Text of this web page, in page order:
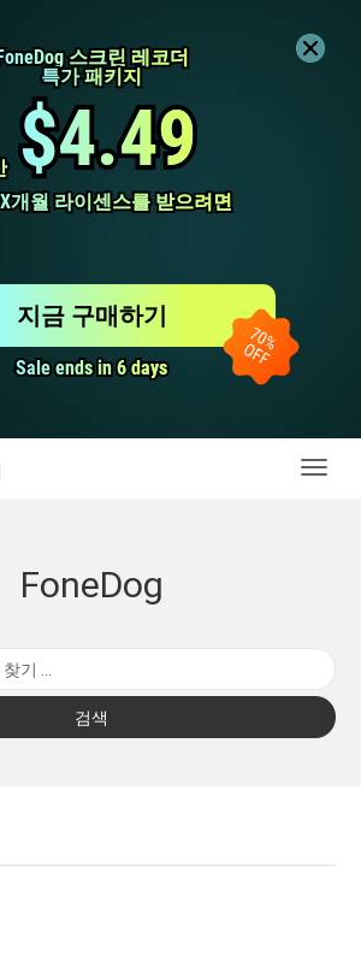
스크린 레코더
스크린 레코더
특가 패키지
특가 패키지
$4.49
$4.49
개월 라이센스를 받으려면
개월 라이센스를 받으려면
Sale ends in 6 days
Sale ends in 6 days
지금 구매하기
전
FoneDog
검색